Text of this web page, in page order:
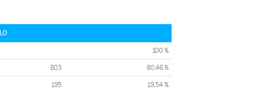
100 %
803 80,46 %
195 19,54 %